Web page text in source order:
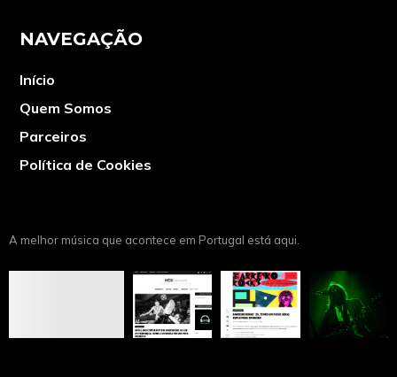
NAVEGAÇÃO
Início
Quem Somos
Parceiros
Política de Cookies
A melhor música que acontece em Portugal está aqui.